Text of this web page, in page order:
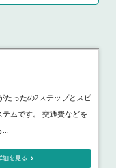
たったの2ステップとスピ
ムです。 交通費などを
細を見る